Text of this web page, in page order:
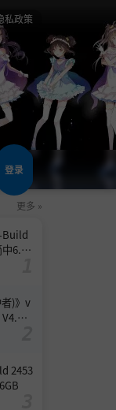
私政策
登录
更多 »
Build
6.6
)》v
联
2453